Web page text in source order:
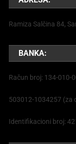
Ramiza Salčina 84,
BANKA:
Račun broj: 134-010-
503012-1034257 (za
Identifikacioni broj: